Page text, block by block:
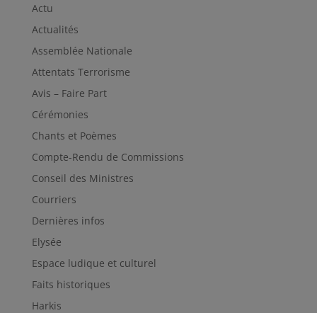
Actu
Actualités
Assemblée Nationale
Attentats Terrorisme
Avis – Faire Part
Cérémonies
Chants et Poèmes
Compte-Rendu de Commissions
Conseil des Ministres
Courriers
Dernières infos
Elysée
Espace ludique et culturel
Faits historiques
Harkis